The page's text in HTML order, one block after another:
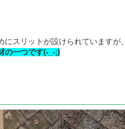
スリットが設けられていますが、
の一つです(-_-;)